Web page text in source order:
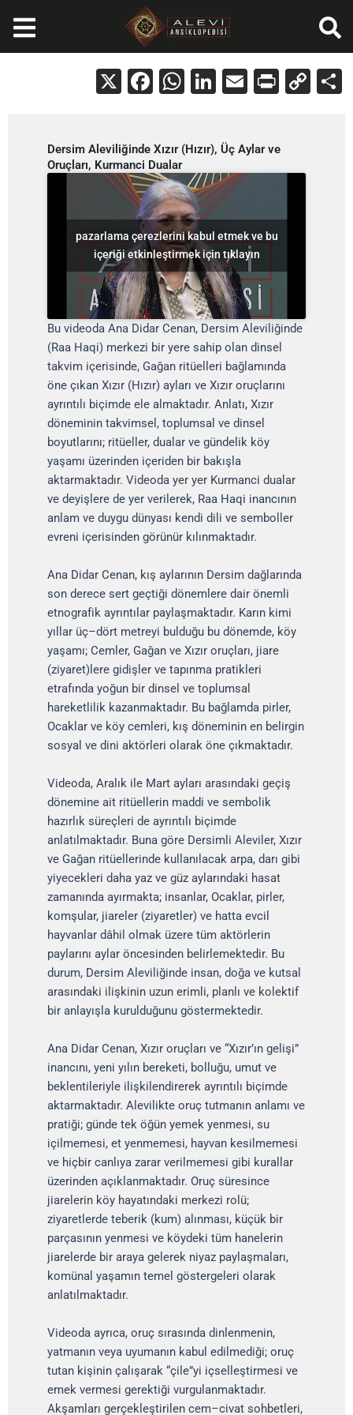
atla
X Facebook
WhatsApp
LinkedIn
EmailPrint
Dersim Aleviliğinde Xızır (Hızır), Üç Aylar ve
Oruçları, Kurmanci Dualar
pazarlama çerezlerini kabul etmek ve bu
içeriği etkinleştirmek için tıklayın
Bu videoda Ana Didar Cenan, Dersim Aleviliğinde
(Raa Haqi) merkezi bir yere sahip olan dinsel
takvim içerisinde, Gağan ritüelleri bağlamında
öne çıkan Xızır (Hızır) ayları ve Xızır oruçlarını
ayrıntılı biçimde ele almaktadır. Anlatı, Xızır
döneminin takvimsel, toplumsal ve dinsel
boyutlarını; ritüeller, dualar ve gündelik köy
yaşamı üzerinden içeriden bir bakışla
aktarmaktadır. Videoda yer yer Kurmanci dualar
ve deyişlere de yer verilerek, Raa Haqi inancının
anlam ve duygu dünyası kendi dili ve semboller
evreni içerisinden görünür kılınmaktadır.
Ana Didar Cenan, kış aylarının Dersim dağlarında
son derece sert geçtiği dönemlere dair önemli
etnografik ayrıntılar paylaşmaktadır. Karın kimi
yıllar üç–dört metreyi bulduğu bu dönemde, köy
yaşamı; Cemler, Gağan ve Xızır oruçları, jiare
(ziyaret)lere gidişler ve tapınma pratikleri
etrafında yoğun bir dinsel ve toplumsal
hareketlilik kazanmaktadır. Bu bağlamda pirler,
Ocaklar ve köy cemleri, kış döneminin en belirgin
sosyal ve dini aktörleri olarak öne çıkmaktadır.
Videoda, Aralık ile Mart ayları arasındaki geçiş
dönemine ait ritüellerin maddi ve sembolik
hazırlık süreçleri de ayrıntılı biçimde
anlatılmaktadır. Buna göre Dersimli Aleviler, Xızır
ve Gağan ritüellerinde kullanılacak arpa, darı gibi
yiyecekleri daha yaz ve güz aylarındaki hasat
zamanında ayırmakta; insanlar, Ocaklar, pirler,
komşular, jiareler (ziyaretler) ve hatta evcil
hayvanlar dâhil olmak üzere tüm aktörlerin
paylarını aylar öncesinden belirlemektedir. Bu
durum, Dersim Aleviliğinde insan, doğa ve kutsal
arasındaki ilişkinin uzun erimli, planlı ve kolektif
bir anlayışla kurulduğunu göstermektedir.
Ana Didar Cenan, Xızır oruçları ve “Xızır’ın gelişi”
inancını, yeni yılın bereketi, bolluğu, umut ve
beklentileriyle ilişkilendirerek ayrıntılı biçimde
aktarmaktadır. Alevilikte oruç tutmanın anlamı ve
pratiği; günde tek öğün yemek yenmesi, su
içilmemesi, et yenmemesi, hayvan kesilmemesi
ve hiçbir canlıya zarar verilmemesi gibi kurallar
üzerinden açıklanmaktadır. Oruç süresince
jiarelerin köy hayatındaki merkezi rolü;
ziyaretlerde teberik (kum) alınması, küçük bir
parçasının yenmesi ve köydeki tüm hanelerin
jiarelerde bir araya gelerek niyaz paylaşmaları,
komünal yaşamın temel göstergeleri olarak
anlatılmaktadır.
Videoda ayrıca, oruç sırasında dinlenmenin,
yatmanın veya uyumanın kabul edilmediği; oruç
tutan kişinin çalışarak “çile”yi içselleştirmesi ve
emek vermesi gerektiği vurgulanmaktadır.
Akşamları gerçekleştirilen cem–civat sohbetleri,